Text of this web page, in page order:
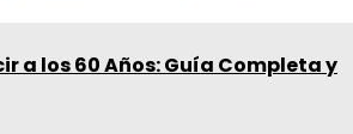
a los 60 Años: Guía Completa y